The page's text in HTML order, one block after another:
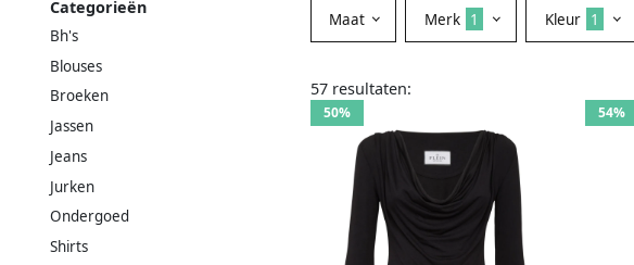
Categorieën
Bh's
Blouses
Broeken
Jassen
Jeans
Jurken
Ondergoed
Shirts
Maat Merk 1 Kleur 1
57 resultaten:
50% 54%